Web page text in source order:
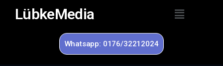
LübkeMedia
Whatsapp: 0176/32212024